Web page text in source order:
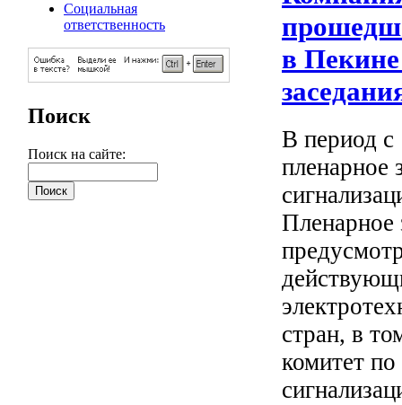
Социальная
ответственность
Поиск
Поиск на сайте:
в
В период с
стран, в
комитет